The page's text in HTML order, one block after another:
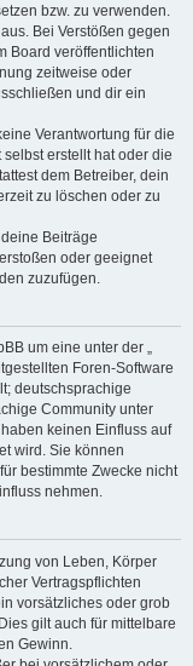
bzw. zu verwenden.
Bei Verstößen gegen
Board veröffentlichten
zeitweise oder
und dir ein
Verantwortung für die
erstellt hat oder die
dem Betreiber, dein
zu löschen oder zu
Beiträge
oder geeignet
zuzufügen.
um eine unter der „
Foren-Software
deutschsprachige
Community unter
keinen Einfluss auf
wird. Sie können
bestimmte Zwecke nicht
nehmen.
von Leben, Körper
Vertragspflichten
vorsätzliches oder grob
gilt auch für mittelbare
Gewinn.